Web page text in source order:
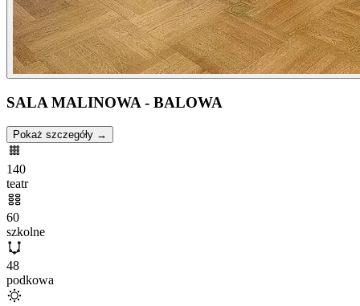
SALA MALINOWA - BALOWA
Pokaż szczegóły →
140
teatr
60
szkolne
48
podkowa